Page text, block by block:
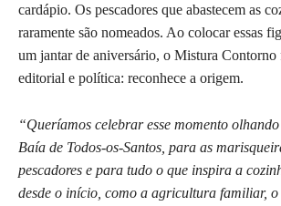
cardápio. Os pescadores que abastecem as
raramente são nomeados. Ao colocar essas
um jantar de aniversário, o Mistura Contorno
editorial e política: reconhece a origem.
“Queríamos celebrar esse momento
Baía de Todos-os-Santos, para as
pescadores e para tudo o que inspira a
desde o início, como a agricultura familiar, o